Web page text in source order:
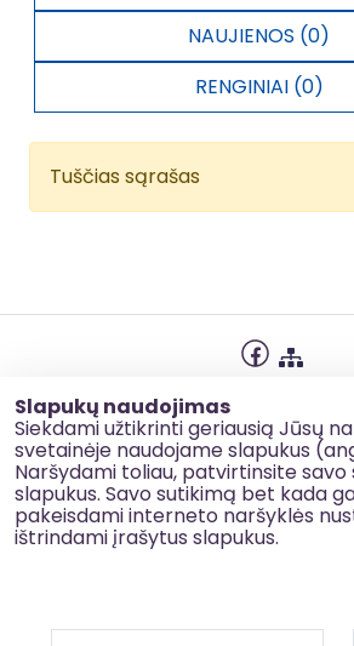
Slapukų naudojimas
Siekdami užtikrinti geriausią Jūsų
svetainėje naudojame slapukus
Naršydami toliau, patvirtinsite
slapukus. Savo sutikimą bet kada
pakeisdami interneto naršyklės
ištrindami įrašytus slapukus.
NAUJIENOS (0)
RENGINIAI (0)
Tuščias sąrašas
Slapukų naudojimas
Korupcijos prevencija
Kontaktai